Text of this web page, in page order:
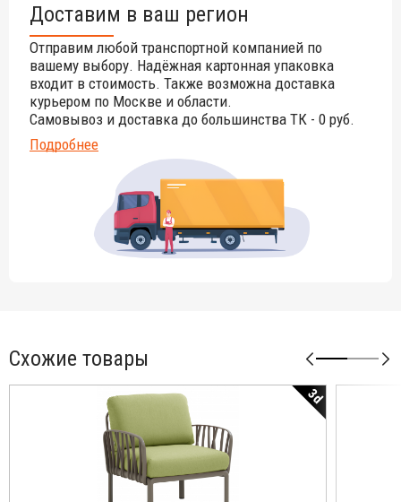
Доставим в ваш регион
Отправим любой транспортной компанией по
вашему выбору. Надёжная картонная упаковка
входит в стоимость. Также возможна доставка
курьером по Москве и области.
Самовывоз и доставка до большинства ТК - 0 руб.
Подробнее
Схожие товары
3d